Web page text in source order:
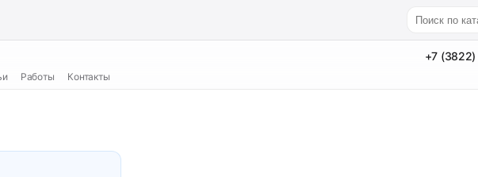
Работы Контакты
+7